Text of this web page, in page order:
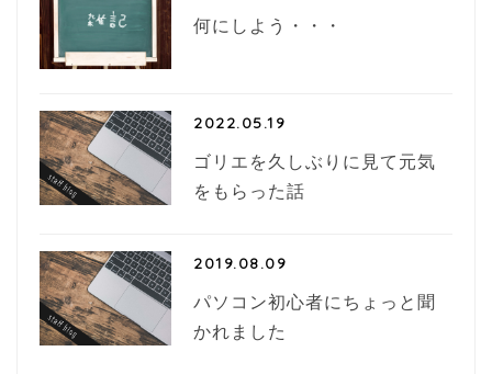
何にしよう・・・
2022.05.19
ゴリエを久しぶりに見て元気
をもらった話
2019.08.09
パソコン初心者にちょっと聞
かれました